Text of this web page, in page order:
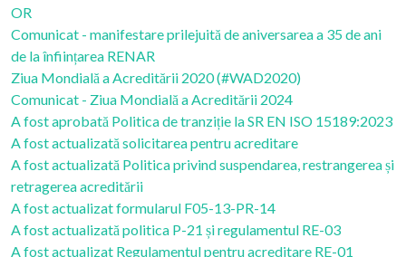
OR
Comunicat - manifestare prilejuită de aniversarea a 35 de ani
de la înființarea RENAR
Ziua Mondială a Acreditării 2020 (#WAD2020)
Comunicat - Ziua Mondială a Acreditării 2024
A fost aprobată Politica de tranziție la SR EN ISO 15189:2023
A fost actualizată solicitarea pentru acreditare
A fost actualizată Politica privind suspendarea, restrangerea și
retragerea acreditării
A fost actualizat formularul F05-13-PR-14
A fost actualizată politica P-21 și regulamentul RE-03
A fost actualizat Regulamentul pentru acreditare RE-01